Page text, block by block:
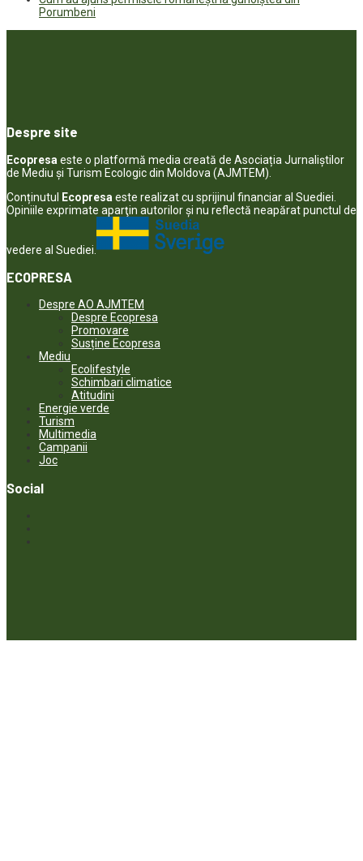
Porumbeni
Despre site
Ecopresa este o platformă media creată de Asociația Jurnaliștilor
de Mediu și Turism Ecologic din Moldova (AJMTEM).
Conținutul Ecopresa este realizat cu sprijinul financiar al Suediei.
Opiniile exprimate aparţin autorilor şi nu reflectă neapărat punctul de
vedere al Suediei.
ECOPRESA
Despre AO AJMTEM
Despre Ecopresa
Promovare
Susține Ecopresa
Mediu
Ecolifestyle
Schimbari climatice
Atitudini
Energie verde
Turism
Multimedia
Campanii
Joc
Social